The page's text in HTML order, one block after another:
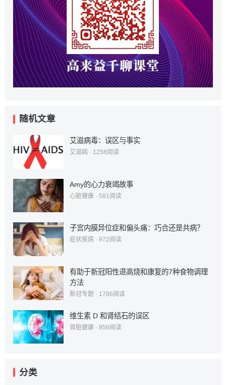
随机文章
艾滋病毒：误区与事实
艾滋病· 1258阅读
Amy的心力衰竭故事
心脏健康· 581 阅读
子宫内膜异位症和偏头痛：巧合还是共病？
症状疾病· 972阅读
有助于新冠阳性退高烧和康复的7种食物调理
方法
新冠专题 · 1786阅读
维生素 D 和肾结石的误区
肾脏健康· 856阅读
分类